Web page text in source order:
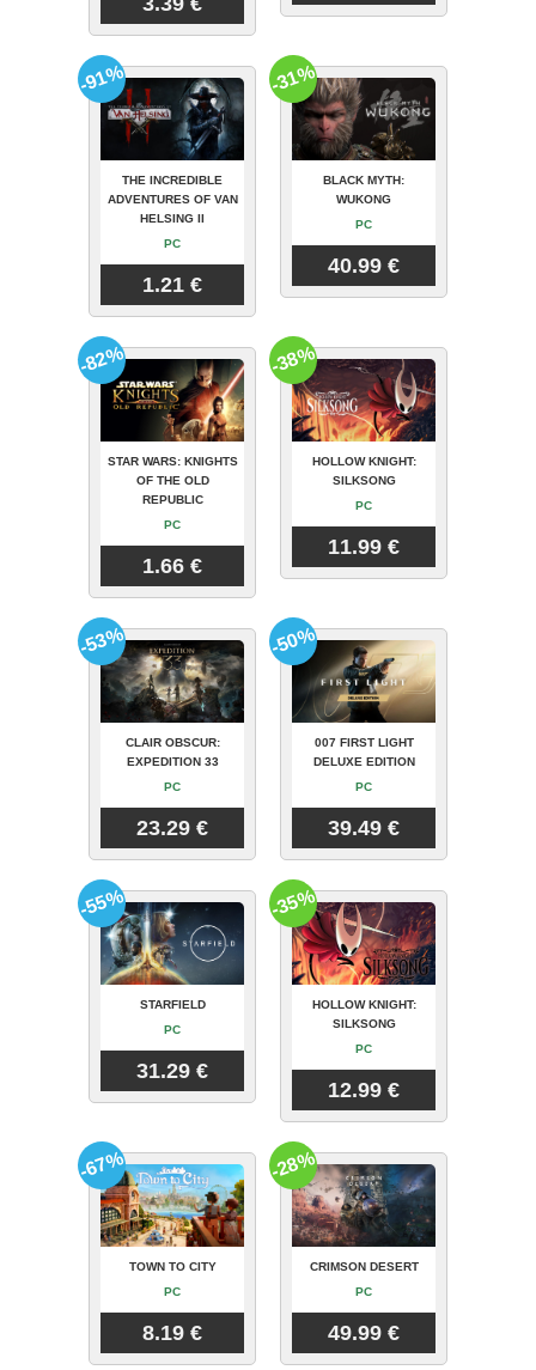
THE INCREDIBLE
ADVENTURES OF VAN
HELSING II
PC
1.21 €
-91%
BLACK MYTH:
WUKONG
PC
40.99 €
-31%
STAR WARS: KNIGHTS
OF THE OLD
REPUBLIC
PC
1.66 €
-82%
HOLLOW KNIGHT:
SILKSONG
PC
11.99 €
-38%
CLAIR OBSCUR:
EXPEDITION 33
PC
23.29 €
-53%
007 FIRST LIGHT
DELUXE EDITION
PC
39.49 €
-50%
STARFIELD
PC
31.29 €
-55%
HOLLOW KNIGHT:
SILKSONG
PC
12.99 €
-35%
TOWN TO CITY
PC
8.19 €
-67%
CRIMSON DESERT
PC
49.99 €
-28%